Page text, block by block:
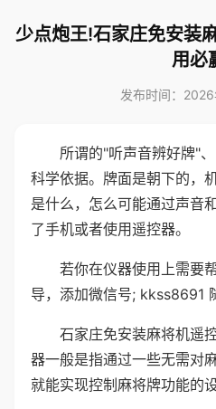
少点炮王!石家庄免安装
用必
发布时间：
所谓的"听声音辨好牌"
科学依据。牌面是朝下的，
是什么，怎么可能通过声音
了手机或者使用遥控器。
若你在仪器使用上需要
导，添加微信号; kkss8691
石家庄免安装麻将机遥
器一般是指通过一些无需对
就能实现控制麻将牌功能的